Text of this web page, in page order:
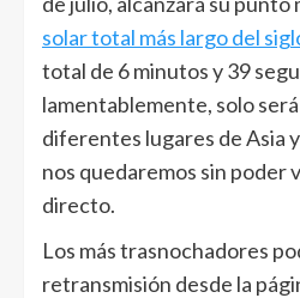
solar total más largo del
total de 6 minutos y 39
lamentablemente, solo
diferentes lugares de Asia
nos quedaremos sin poder
directo.
Los más trasnochadores
retransmisión desde la